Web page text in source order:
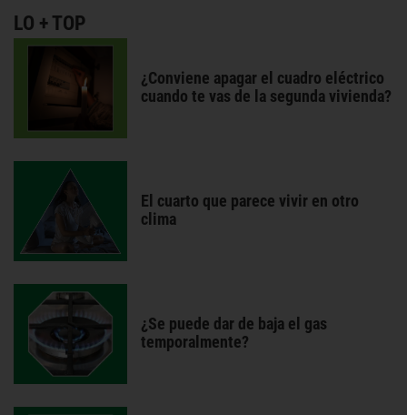
LO + TOP
¿Conviene apagar el cuadro eléctrico
cuando te vas de la segunda vivienda?
El cuarto que parece vivir en otro
clima
¿Se puede dar de baja el gas
temporalmente?